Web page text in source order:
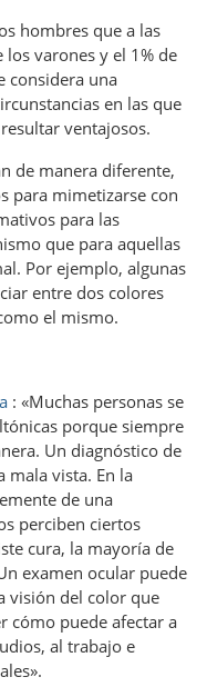
hombres que a las
los varones y el 1% de
considera una
en las que
ventajosos.
de manera diferente,
para mimetizarse con
para las
que para aquellas
Por ejemplo, algunas
entre dos colores
el mismo.
: «Muchas personas se
porque siempre
Un diagnóstico de
mala vista. En la
de una
perciben ciertos
cura, la mayoría de
examen ocular puede
visión del color que
cómo puede afectar a
al trabajo e